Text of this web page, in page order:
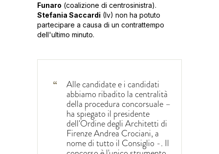
Funaro (coalizione di centrosinistra).
Stefania Saccardi (Iv) non ha potuto
partecipare a causa di un contrattempo
dell'ultimo minuto.
Alle candidate e i candidati
abbiamo ribadito la centralità
della procedura concorsuale –
ha spiegato il presidente
dell'Ordine degli Architetti di
Firenze Andrea Crociani, a
nome di tutto il Consiglio -. Il